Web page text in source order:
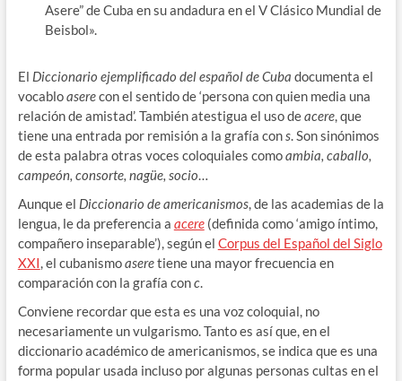
Asere” de Cuba en su andadura en el V Clásico Mundial de
Beisbol».
El Diccionario ejemplificado del español de Cuba documenta el
vocabloaserecon el sentido de ‘persona con quien media una
relación de amistad’. También atestigua el uso deacere, que
tiene una entrada por remisión a la grafía cons. Son sinónimos
de esta palabra otras voces coloquiales comoambia, caballo,
campeón, consorte, nagüe, socio…
Aunque el Diccionario de americanismos, de las academias de la
lengua, le da preferencia a acere(definida como ‘amigo íntimo,
compañero inseparable’), según el Corpus del Español del Siglo
XXI, el cubanismoaseretiene una mayor frecuencia en
comparación con la grafía conc.
Conviene recordar que esta es una voz coloquial, no
necesariamente un vulgarismo. Tanto es así que, en el
diccionario académico de americanismos, se indica que es una
forma popular usada incluso por algunas personas cultas en el